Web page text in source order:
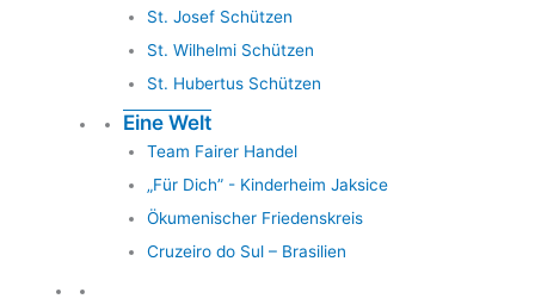
St. Josef Schützen
St. Wilhelmi Schützen
St. Hubertus Schützen
Eine Welt
Team Fairer Handel
„Für Dich” - Kinderheim Jaksice
Ökumenischer Friedenskreis
Cruzeiro do Sul – Brasilien